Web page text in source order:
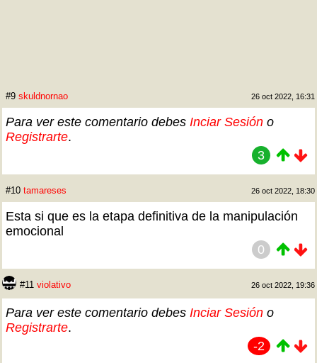
#9 skuldnornao 26 oct 2022, 16:31
Para ver este comentario debes Inciar Sesión o
Registrarte.
3
#10 tamareses 26 oct 2022, 18:30
Esta si que es la etapa definitiva de la manipulación
emocional
0
#11 violativo 26 oct 2022, 19:36
Para ver este comentario debes Inciar Sesión o
Registrarte.
-2